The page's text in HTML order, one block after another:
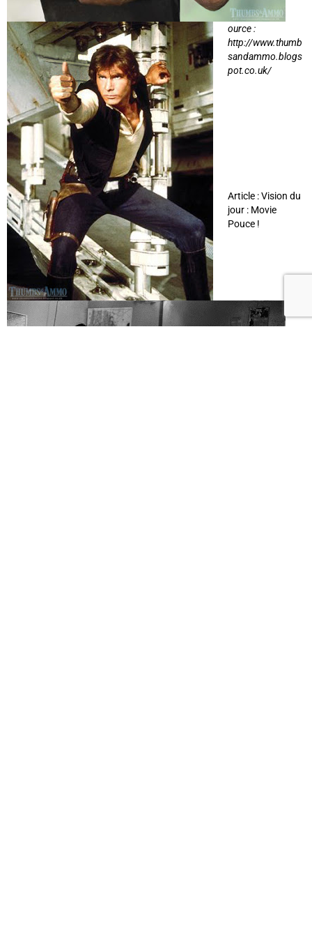
ource :
http://www.thumb
sandammo.blogs
pot.co.uk/
Article : Vision du
jour : Movie
Pouce !